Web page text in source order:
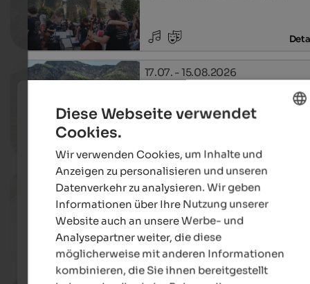
17.07. - 15.08.2026
10.08.2026, 24.08.2026, …
Badiamusica
Verschiedene Orte im Gadertal, Abtei
GERMAN
Diese Webseite verwendet
Cookies.
Wir verwenden Cookies, um Inhalte und
Anzeigen zu personalisieren und unseren
Datenverkehr zu analysieren. Wir geben
Informationen über Ihre Nutzung unserer
Website auch an unsere Werbe- und
Analysepartner weiter, die diese
möglicherweise mit anderen Informationen
kombinieren, die Sie ihnen bereitgestellt